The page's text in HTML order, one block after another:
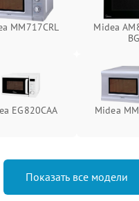
MM717CRL
Midea
BG
EG820CAA Midea
Показать все модели